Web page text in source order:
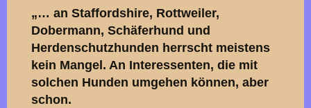
„… an Staffordshire, Rottweiler,
Dobermann, Schäferhund und
Herdenschutzhunden herrscht meistens
kein Mangel. An Interessenten, die mit
solchen Hunden umgehen können, aber
schon.